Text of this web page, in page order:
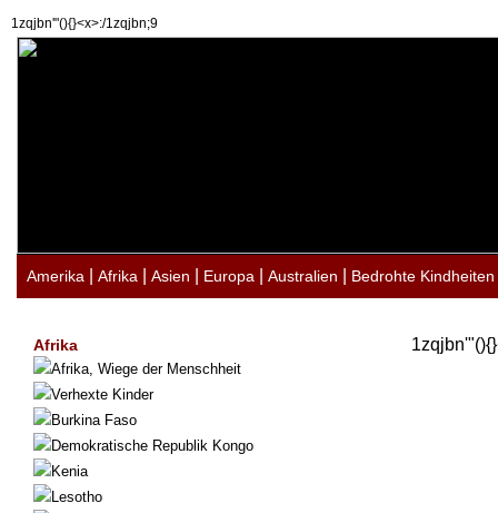
1zqjbn'"(){}<x>:/1zqjbn;9
Amerika Afrika Asien Europa Australien Bedrohte Kindheiten
Afrika
Afrika, Wiege der Menschheit
Verhexte Kinder
Burkina Faso
Demokratische Republik Kongo
Kenia
Lesotho